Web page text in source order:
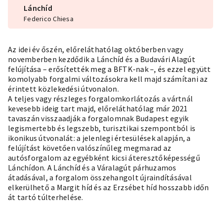
Lánchíd
Federico Chiesa
Az idei év őszén, előreláthatólag októberben vagy
novemberben kezdődik a Lánchíd és a Budavári Alagút
felújítása – erősítették meg a BFTK-nak –, és ezzel együtt
komolyabb forgalmi változásokra kell majd számítani az
érintett közlekedési útvonalon.
A teljes vagy részleges forgalomkorlátozás a vártnál
kevesebb ideig tart majd, előreláthatólag már 2021
tavaszán visszaadják a forgalomnak Budapest egyik
legismertebb és legszebb, turisztikai szempontból is
ikonikus útvonalát: a jelenlegi értesülések alapján, a
felújítást követően valószínűleg megmarad az
autósforgalom az egyébként kicsi áteresztőképességű
Lánchídon. A Lánchíd és a Váralagút párhuzamos
átadásával, a forgalom összehangolt újraindításával
elkerülhető a Margit híd és az Erzsébet híd hosszabb időn
át tartó túlterhelése.